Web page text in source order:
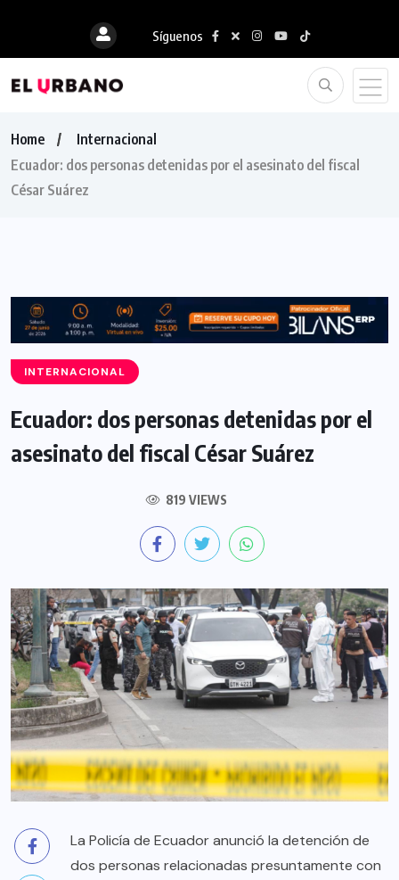
Síguenos
Home
Internacional
Ecuador: dos personas detenidas por el asesinato del fiscal
César Suárez
INTERNACIONAL
Ecuador: dos personas detenidas por el
asesinato del fiscal César Suárez
819 VIEWS
La Policía de Ecuador anunció la detención de
dos personas relacionadas presuntamente con